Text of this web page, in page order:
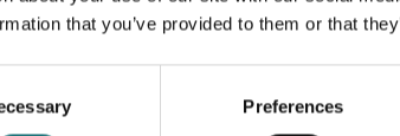
that you’ve provided to them or that
Preferences
Ch25 är en smidig och bekväm fåtölj
klassiska, enkla formgivning.
papperssnöre i natur eller svart.